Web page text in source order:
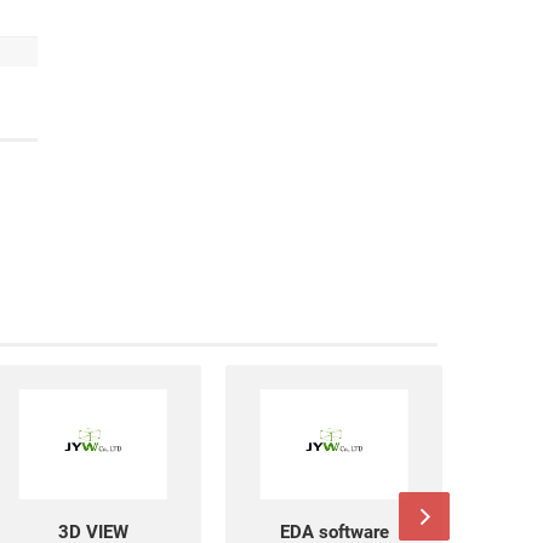
EDA software DATABASE